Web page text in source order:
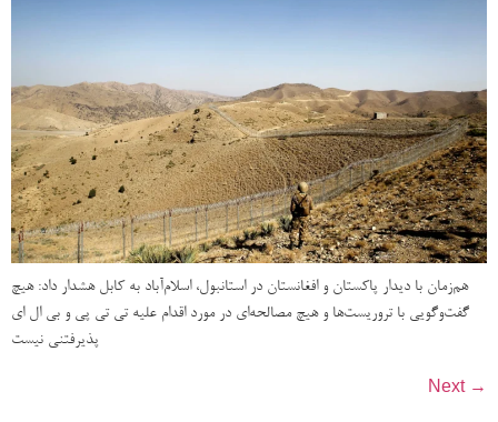
هم‌زمان با دیدار پاکستان و افغانستان در استانبول، اسلام‌آباد به کابل هشدار داد: هیچ
گفت‌وگویی با تروریست‌ها و هیچ مصالحه‌ای در مورد اقدام علیه تی تی پی و بی ال ای
پذیرفتنی نیست
Next →